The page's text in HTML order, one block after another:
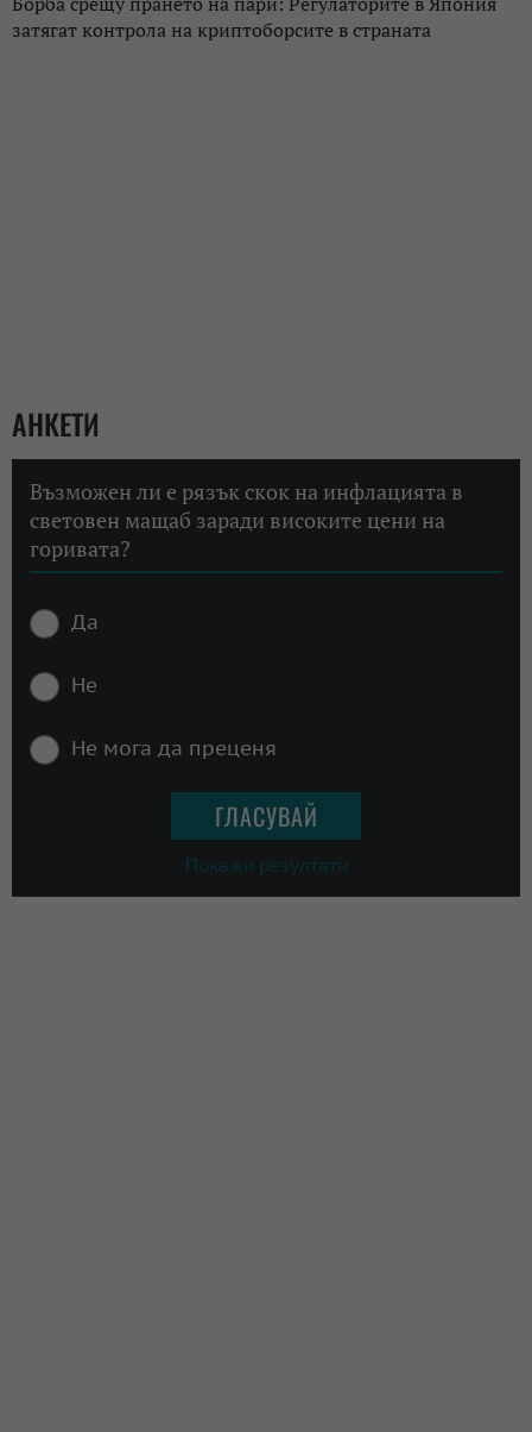
затягат контрола на криптоборсите в страната
АНКЕТИ
Възможен ли е рязък скок на инфлацията в
световен мащаб заради високите цени на
горивата?
Да
Не
Не мога да преценя
Покажи резултати